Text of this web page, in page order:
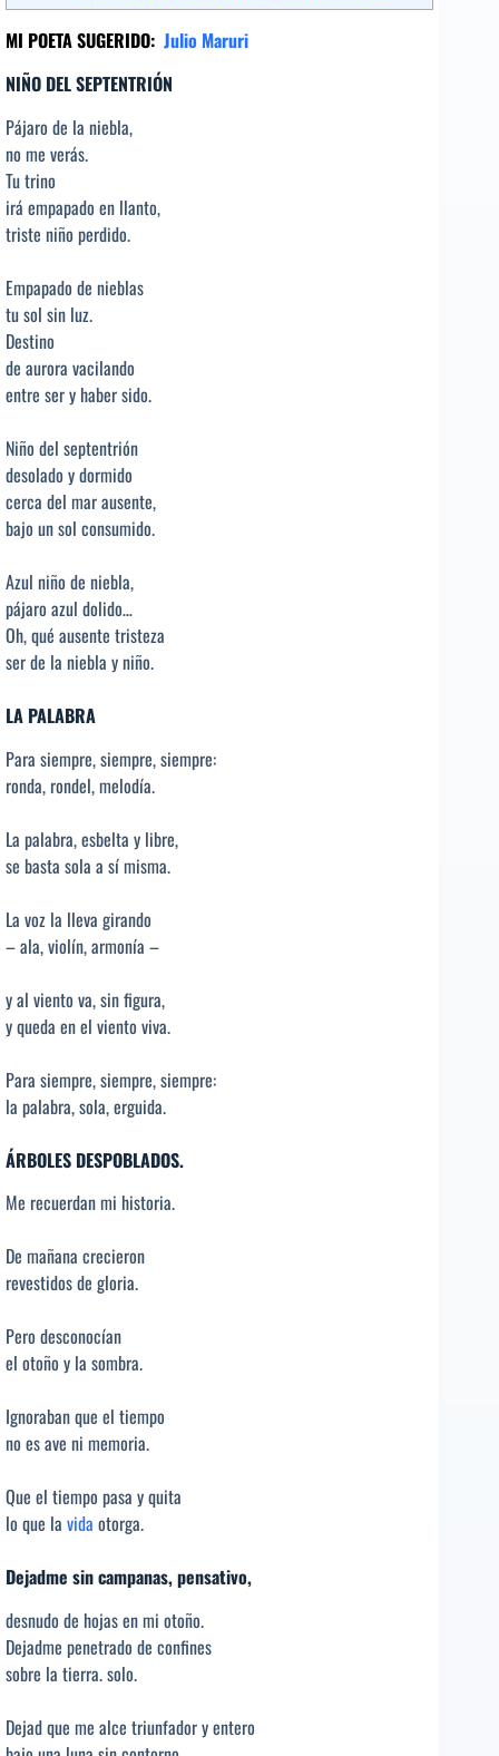
MI POETA SUGERIDO: Julio Maruri
NIÑO DEL SEPTENTRIÓN
Pájaro de la niebla,
no me verás.
Tu trino
irá empapado en llanto,
triste niño perdido.
Empapado de nieblas
tu sol sin luz.
Destino
de aurora vacilando
entre ser y haber sido.
Niño del septentrión
desolado y dormido
cerca del mar ausente,
bajo un sol consumido.
Azul niño de niebla,
pájaro azul dolido…
Oh, qué ausente tristeza
ser de la niebla y niño.
LA PALABRA
Para siempre, siempre, siempre:
ronda, rondel, melodía.
La palabra, esbelta y libre,
se basta sola a sí misma.
La voz la lleva girando
– ala, violín, armonía –
y al viento va, sin figura,
y queda en el viento viva.
Para siempre, siempre, siempre:
la palabra, sola, erguida.
ÁRBOLES DESPOBLADOS.
Me recuerdan mi historia.
De mañana crecieron
revestidos de gloria.
Pero desconocían
el otoño y la sombra.
Ignoraban que el tiempo
no es ave ni memoria.
Que el tiempo pasa y quita
lo que la vida otorga.
Dejadme sin campanas, pensativo,
desnudo de hojas en mi otoño.
Dejadme penetrado de confines
sobre la tierra. solo.
Dejad que me alce triunfador y entero